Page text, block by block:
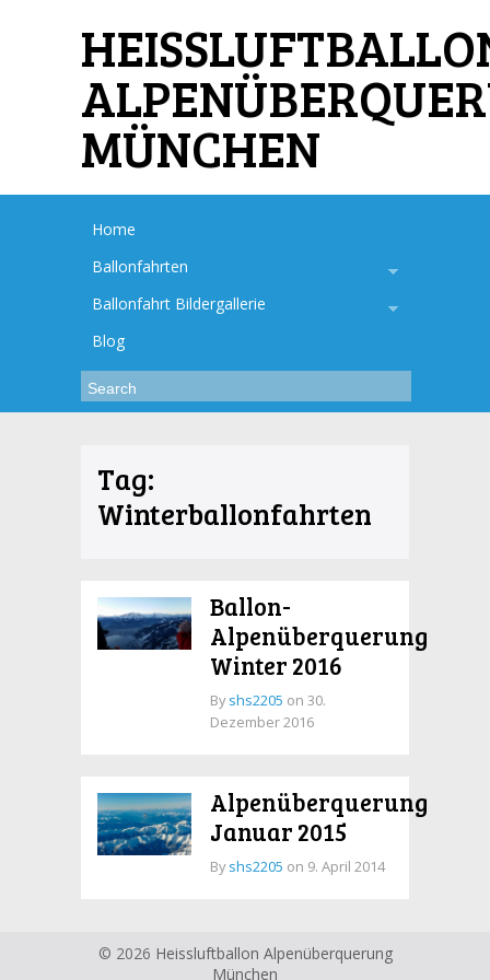
MÜNCHEN
Home
Ballonfahrten
Ballonfahrt Bildergallerie
Blog
Tag:
Winterballonfahrten
Ballon-
Alpenüberquerung
Winter 2016
Byshs2205 on 30.
Dezember 2016
Alpenüberquerung
Januar 2015
Byshs2205 on 9. April 2014
© 2026 Heissluftballon Alpenüberquerung
München